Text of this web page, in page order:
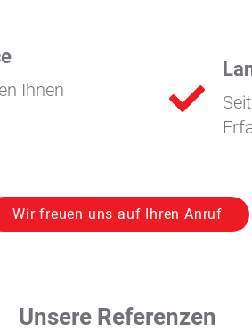
Ihnen
Wir freuen uns auf Ihren Anruf
Unsere Referenzen